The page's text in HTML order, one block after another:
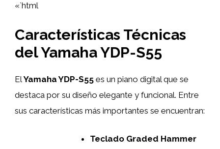
«`html
Características Técnicas
del Yamaha YDP-S55
ElYamaha YDP-S55 es un piano digital que se
destaca por su diseño elegante y funcional. Entre
sus características más importantes se encuentran:
Teclado Graded Hammer